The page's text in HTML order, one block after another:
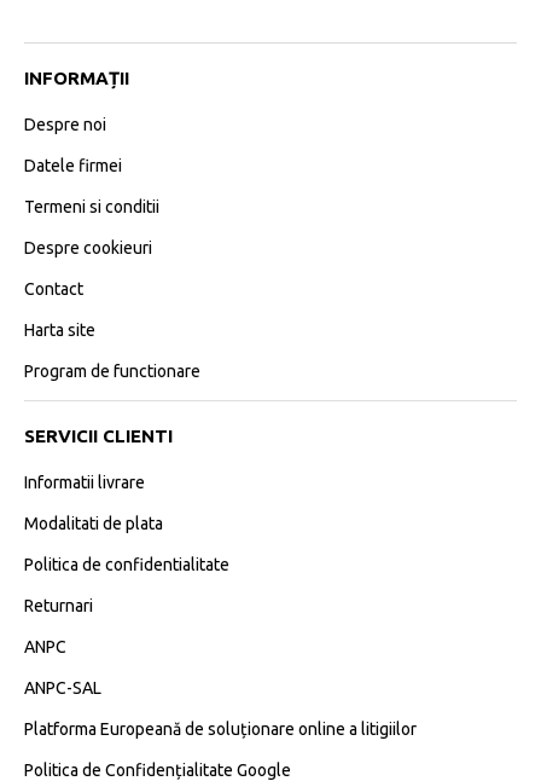
INFORMAȚII
Despre noi
Datele firmei
Termeni si conditii
Despre cookieuri
Contact
Harta site
Program de functionare
SERVICII CLIENTI
Informatii livrare
Modalitati de plata
Politica de confidentialitate
Returnari
ANPC
ANPC-SAL
Platforma Europeană de soluționare online a litigiilor
Politica de Confidențialitate Google